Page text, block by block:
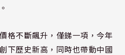
格不斷飆升，僅銻一項，今年
下歷史新高，同時也帶動中國